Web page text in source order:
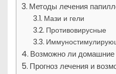
Методы лечения
Мази и гели
Противовирусные
Возможно ли домашние
Прогноз лечения и